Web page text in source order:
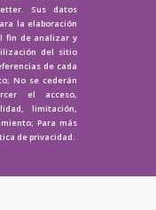
Sus datos
la elaboración
fin de analizar y
del sitio
de cada
No se cederán
el acceso,
limitación,
Para más
de privacidad.